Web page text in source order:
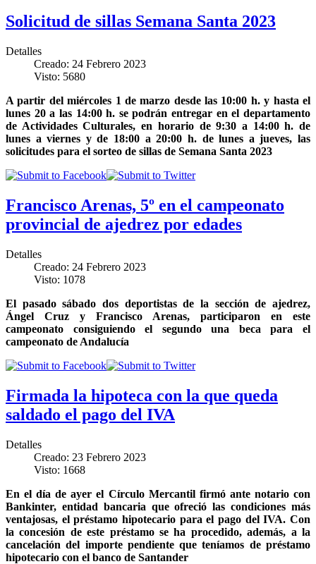
Solicitud de sillas Semana Santa 2023
Detalles
Creado: 24 Febrero 2023
Visto: 5680
A partir del miércoles 1 de marzo desde las 10:00 h. y hasta el
lunes 20 a las 14:00 h. se podrán entregar en el departamento
de Actividades Culturales, en horario de 9:30 a 14:00 h. de
lunes a viernes y de 18:00 a 20:00 h. de lunes a jueves, las
solicitudes para el sorteo de sillas de Semana Santa 2023
Francisco Arenas, 5º en el campeonato
provincial de ajedrez por edades
Detalles
Creado: 24 Febrero 2023
Visto: 1078
El pasado sábado dos deportistas de la sección de ajedrez,
Ángel Cruz y Francisco Arenas, participaron en este
campeonato consiguiendo el segundo una beca para el
campeonato de Andalucía
Firmada la hipoteca con la que queda
saldado el pago del IVA
Detalles
Creado: 23 Febrero 2023
Visto: 1668
En el día de ayer el Círculo Mercantil firmó ante notario con
Bankinter, entidad bancaria que ofreció las condiciones más
ventajosas, el préstamo hipotecario para el pago del IVA. Con
la concesión de este préstamo se ha procedido, además, a la
cancelación del importe pendiente que teníamos de préstamo
hipotecario con el banco de Santander